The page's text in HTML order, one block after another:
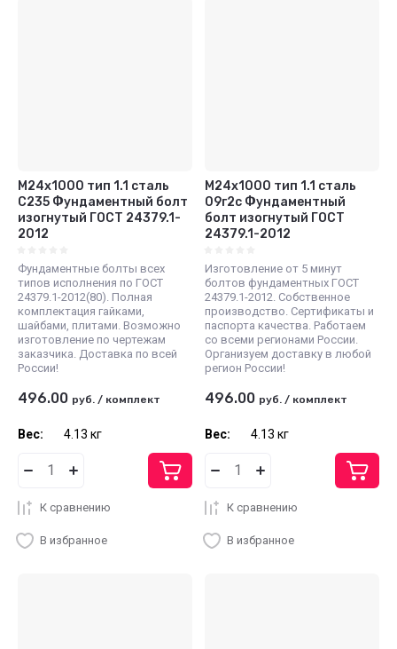
М24x1000 тип 1.1 сталь
С235 Фундаментный болт
изогнутый ГОСТ 24379.1-
2012
Фундаментные болты всех
типов исполнения по ГОСТ
24379.1-2012(80). Полная
комплектация гайками,
шайбами, плитами. Возможно
изготовление по чертежам
заказчика. Доставка по всей
России!
496.00 руб. / комплект
Вес: 4.13 кг
К сравнению
В избранное
М24x1000 тип 1.1 сталь
09г2с Фундаментный
болт изогнутый ГОСТ
24379.1-2012
Изготовление от 5 минут
болтов фундаментных ГОСТ
24379.1-2012. Собственное
производство. Сертификаты и
паспорта качества. Работаем
со всеми регионами России.
Организуем доставку в любой
регион России!
496.00 руб. / комплект
Вес: 4.13 кг
К сравнению
В избранное